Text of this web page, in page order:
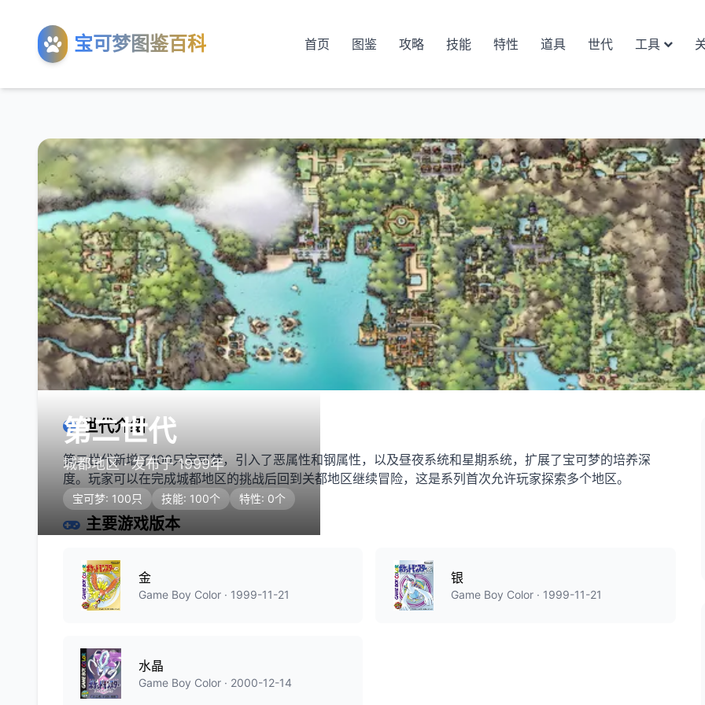
宝可梦图鉴百科 首页 图鉴 攻略 技能 特性 道具 世代 工具
第二世代
城都地区 · 发布于 1999年
宝可梦: 100只 技能: 100个 特性: 0个
世代介绍
第二世代新增了100只宝可梦，引入了恶属性和钢属性，以及昼夜系统和星期系统，扩展了宝可梦的培养深
度。玩家可以在完成城都地区的挑战后回到关都地区继续冒险，这是系列首次允许玩家探索多个地区。
主要游戏版本
金
Game Boy Color · 1999-11-21
银
Game Boy Color · 1999-11-21
水晶
Game Boy Color · 2000-12-14